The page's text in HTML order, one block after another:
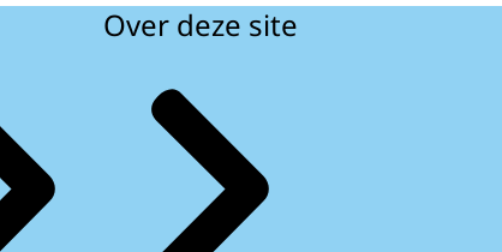
Over deze site